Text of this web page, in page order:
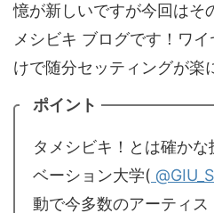
憶が新しいですが今回はそ
メシビキ ブログです！ワ
けで随分セッティングが楽
ポイント
タメシビキ！とは確か
ベーション大学(
動で今多数のアーティ